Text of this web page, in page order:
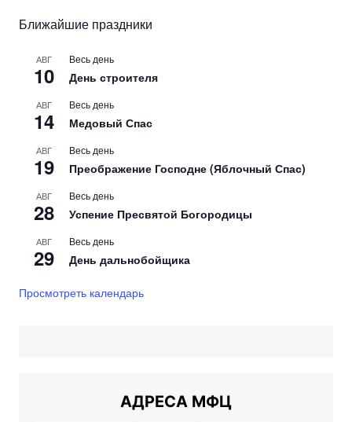
Ближайшие праздники
АВГ
10
Весь день
День строителя
АВГ
14
Весь день
Медовый Спас
АВГ
19
Весь день
Преображение Господне (Яблочный Спас)
АВГ
28
Весь день
Успение Пресвятой Богородицы
АВГ
29
Весь день
День дальнобойщика
Просмотреть календарь
АДРЕСА МФЦ